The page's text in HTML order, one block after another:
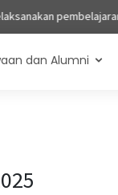
yang aktif, kreatif,
dan Alumni